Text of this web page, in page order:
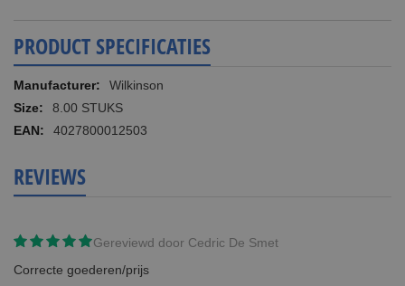
PRODUCT SPECIFICATIES
Meer
informatie
Wilkinson
8.00 STUKS
4027800012503
REVIEWS
Gereviewd door Cedric De Smet
Correcte goederen/prijs